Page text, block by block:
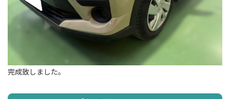
完成致しました。